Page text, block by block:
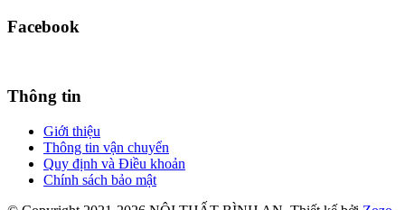
Facebook
Thông tin
Giới thiệu
Thông tin vận chuyển
Quy định và Điều khoản
Chính sách bảo mật